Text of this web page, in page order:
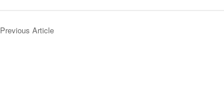
Previous Article